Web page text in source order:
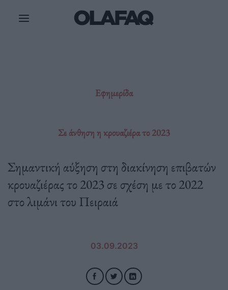
Εφημερίδα
Σε άνθηση η κρουαζιέρα το 2023
Σημαντική αύξηση στη διακίνηση επιβατών
κρουαζιέρας το 2023 σε σχέση με το 2022
στο λιμάνι του Πειραιά
03.09.2023